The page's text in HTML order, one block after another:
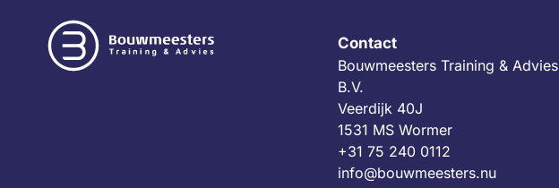
Contact
Bouwmeesters Training & Advies
B.V.
Veerdijk 40J
1531 MS Wormer
+31 75 240 0112
info@bouwmeesters.nu